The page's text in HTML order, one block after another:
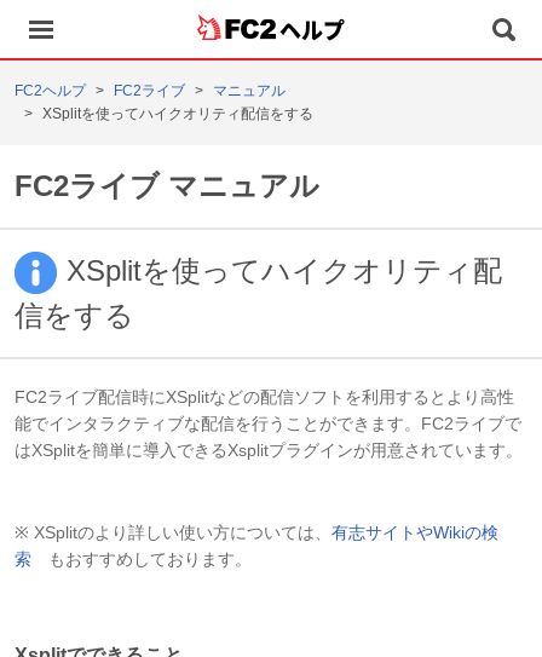
ヘルプ
FC2ヘルプ FC2ライブ
マニュアル
XSplitを使ってハイクオリティ配信をする
FC2ライブ マニュアル
XSplitを使ってハイクオリティ配
信をする
FC2ライブ配信時にXSplitなどの配信ソフトを利用するとより高性
能でインタラクティブな配信を行うことができます。FC2ライブで
はXSplitを簡単に導入できるXsplitプラグインが用意されています。
※ XSplitのより詳しい使い方については、 有志サイトやWikiの検
索 もおすすめしております。